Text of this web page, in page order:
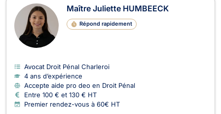
Maître Juliette HUMBEECK
Répond rapidement
Avocat Droit Pénal Charleroi
4 ans d’expérience
Accepte aide pro deo en Droit Pénal
Entre 100 € et 130 € HT
Premier rendez-vous à 60€ HT